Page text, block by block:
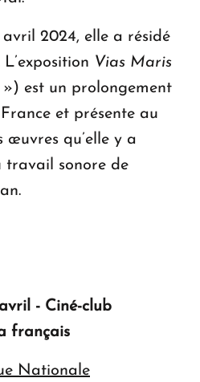
avril 2024, elle a résidé
Vias Maris
est un prolongement
et présente au
œuvres qu’elle y a
travail sonore de
- Ciné-club
français
Nationale